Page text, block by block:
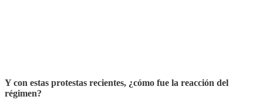
Y con estas protestas recientes, ¿cómo fue la reacción del
régimen?